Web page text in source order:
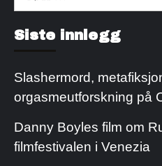
etter:
Siste innlegg
Slashermord,
orgasmeutforskning på
Danny Boyles film om
filmfestivalen i Venezia